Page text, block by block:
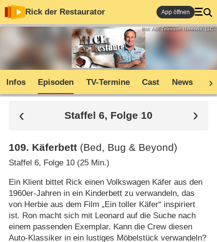
Rick der Restaurator App öffnen
Bild: A&E Television Networks, LLC.
Infos Episoden TV-Termine Cast News
Staffel 6, Folge 10
109. Käferbett (Bed, Bug & Beyond)
Staffel 6, Folge 10 (25 Min.)
Ein Klient bittet Rick einen Volkswagen Käfer aus den
1960er-Jahren in ein Kinderbett zu verwandeln, das
von Herbie aus dem Film „Ein toller Käfer“ inspiriert
ist. Ron macht sich mit Leonard auf die Suche nach
einem passenden Exemplar. Kann die Crew diesen
Auto-Klassiker in ein lustiges Möbelstück verwandeln?